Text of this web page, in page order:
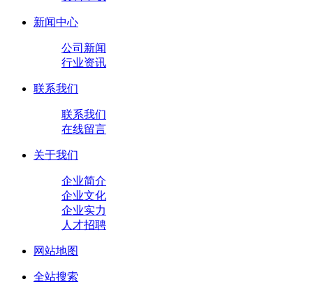
新闻中心
公司新闻
行业资讯
联系我们
联系我们
在线留言
关于我们
企业简介
企业文化
企业实力
人才招聘
网站地图
全站搜索